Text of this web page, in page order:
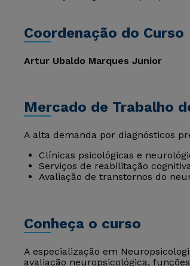
Coordenação do Curso
Artur Ubaldo Marques Junior
Mercado de Trabalho
A alta demanda por diagnósticos
Clínicas psicológicas e
Serviços de reabilitação
Avaliação de transtornos do
Conheça o curso
A especialização em
avaliação neuropsicológica,